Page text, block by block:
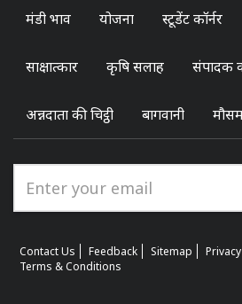
मंडी भाव योजना स्टूडेंट कॉर्नर
साक्षात्कार कृषि सलाह संपादक
अन्नदाता की चिट्ठी बागवानी
Contact Us Feedback Sitemap
Terms & Conditions